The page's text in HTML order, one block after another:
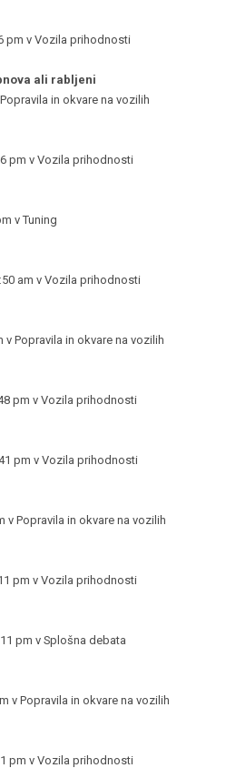
pm v Vozila prihodnosti
ali rabljeni
Popravila in okvare na vozilih
pm v Vozila prihodnosti
vTuning
am v Vozila prihodnosti
vPopravila in okvare na vozilih
pm vVozila prihodnosti
pm v Vozila prihodnosti
v Popravila in okvare na vozilih
pm vVozila prihodnosti
pm vSplošna debata
v Popravila in okvare na vozilih
pm v Vozila prihodnosti